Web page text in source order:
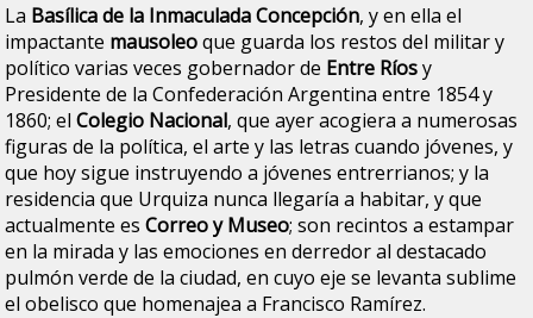
La Basílica de la Inmaculada Concepción, y en ella el
impactante mausoleoque guarda los restos del militar y
político varias veces gobernador de Entre Ríosy
Presidente de la Confederación Argentina entre 1854 y
1860; elColegio Nacional, que ayer acogiera a numerosas
figuras de la política, el arte y las letras cuando jóvenes, y
que hoy sigue instruyendo a jóvenes entrerrianos; y la
residencia que Urquiza nunca llegaría a habitar, y que
actualmente esCorreo y Museo; son recintos a estampar
en la mirada y las emociones en derredor al destacado
pulmón verde de la ciudad, en cuyo eje se levanta sublime
el obelisco que homenajea a Francisco Ramírez.